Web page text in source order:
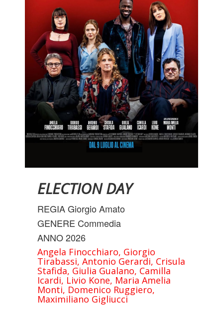
SPAZIO KINEMAX
INFO UTILI
ELECTION DAY
REGIA Giorgio Amato
GENERE Commedia
ANNO 2026
Angela Finocchiaro, Giorgio
Tirabassi, Antonio Gerardi, Crisula
Stafida, Giulia Gualano, Camilla
Icardi, Livio Kone, Maria Amelia
Monti, Domenico Ruggiero,
Maximiliano Gigliucci